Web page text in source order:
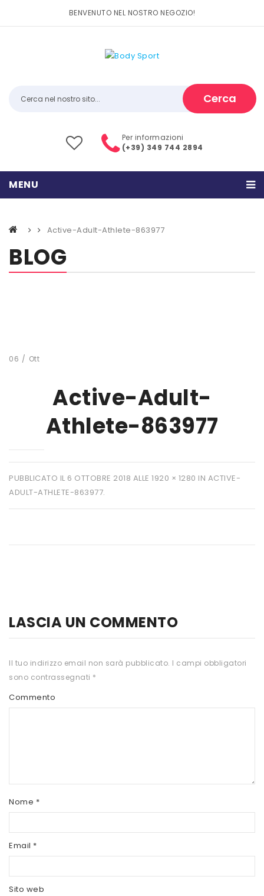
BENVENUTO NEL NOSTRO NEGOZIO!
Cerca
Per informazioni
(+39) 349 744 2894
MENU
PRODOTTI
CATEGORIE
ANDERSON
BIOTECH USA
DAILY LIFE
ETHICSPORT
NAMED SPORT
NATIVA INTEGRATORI
NATURAL POINT
PRO ACTION
SCITEC NUTRITION
SEVEN NUTRITION
Active-Adult-Athlete-863977
BLOG
06 / Ott
Active-Adult-
Athlete-863977
PUBBLICATO IL 6 OTTOBRE 2018 ALLE 1920 × 1280 IN ACTIVE-
ADULT-ATHLETE-863977.
LASCIA UN COMMENTO
Il tuo indirizzo email non sarà pubblicato. I campi obbligatori
sono contrassegnati *
Commento
Nome *
Email *
Sito web